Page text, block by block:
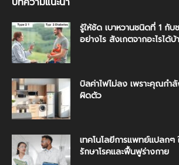
รู้ให้ชัด เบาหวานชนิดที่ 1 กั
อย่างไร สังเกตจากอะไรได้บ้
บิลค่าไฟไม่ลง เพราะคุณกำลั
ผิดตัว
เทคโนโลยีการแพทย์แปลก
รักษาโรคและฟื้นฟูร่างกาย